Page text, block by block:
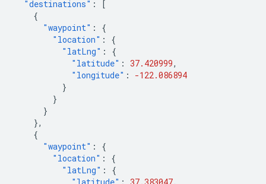
"destinations" :
[
{
"waypoint" :
{
"location" :
{
"latLng" :
{
"latitude" : 37.420999,
"longitude" :
-122.086894
}
}
}
},
{
"waypoint" :
{
"location" :
{
"latLng" :
{